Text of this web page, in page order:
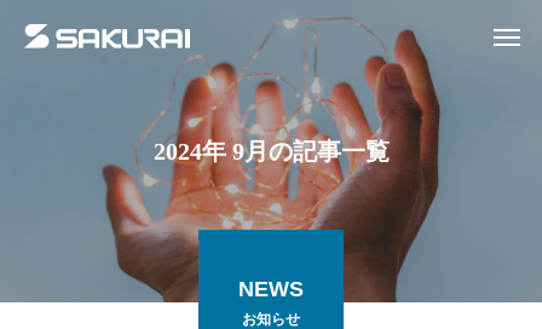
2024年 9月の記事一覧
NEWS
お知らせ